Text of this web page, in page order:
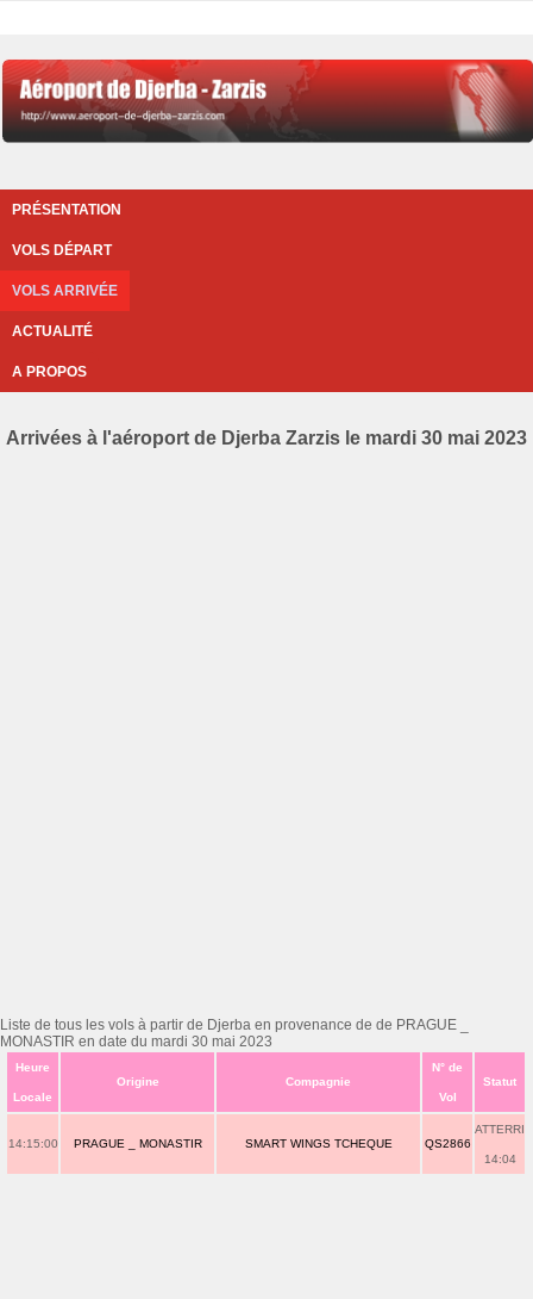
PRÉSENTATION
VOLS DÉPART
VOLS ARRIVÉE
ACTUALITÉ
A PROPOS
Arrivées à l'aéroport de Djerba Zarzis le mardi 30 mai 2023
Liste de tous les vols à partir de Djerba en provenance de de PRAGUE _
MONASTIR en date du mardi 30 mai 2023
Heure
Locale
Origine Compagnie
N° de
Vol
Statut
14:15:00 PRAGUE _ MONASTIR SMART WINGS TCHEQUE QS2866
ATTERRI
14:04